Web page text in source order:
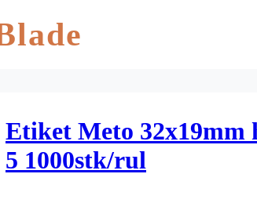
Etiket Meto
5 1000stk/rul